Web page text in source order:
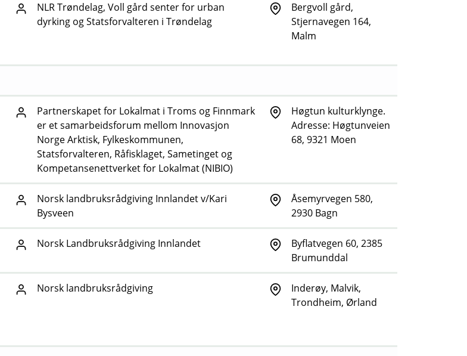
NLR Trøndelag, Voll gård senter for urban
dyrking og Statsforvalteren i Trøndelag
Bergvoll gård,
Stjernavegen 164,
Malm
Partnerskapet for Lokalmat i Troms og Finnmark
er et samarbeidsforum mellom Innovasjon
Norge Arktisk, Fylkeskommunen,
Statsforvalteren, Råfisklaget, Sametinget og
Kompetansenettverket for Lokalmat (NIBIO)
Høgtun kulturklynge.
Adresse: Høgtunveien
68, 9321 Moen
Norsk landbruksrådgiving Innlandet v/Kari
Bysveen
Åsemyrvegen 580,
2930 Bagn
Norsk Landbruksrådgiving Innlandet
Byflatvegen 60, 2385
Brumunddal
Norsk landbruksrådgiving
Inderøy, Malvik,
Trondheim, Ørland